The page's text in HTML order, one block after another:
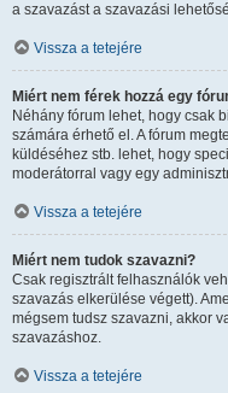
a szavazást a szavazási
Vissza a tetejére
Miért nem férek hozzá egy
Néhány fórum lehet, hogy csak
számára érhető el. A fórum
küldéséhez stb. lehet, hogy
moderátorral vagy egy
Vissza a tetejére
Miért nem tudok szavazni?
Csak regisztrált felhasználók
szavazás elkerülése végett).
mégsem tudsz szavazni, akkor
szavazáshoz.
Vissza a tetejére